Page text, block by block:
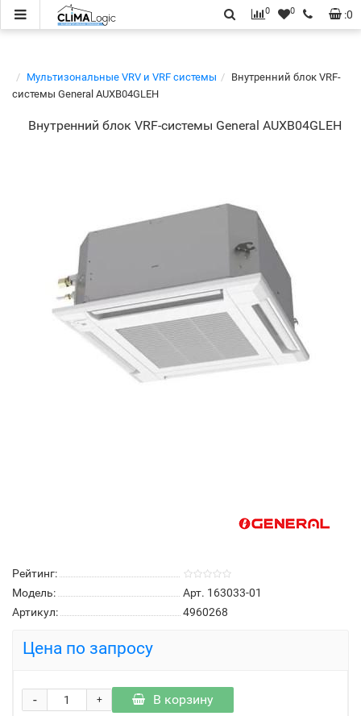
:0
0 0
Мультизональные VRV и VRF системы
Внутренний блок VRF-
системы General AUXB04GLEH
Внутренний блок VRF-системы General AUXB04GLEH
Рейтинг:
Модель:
Арт. 163033-01
Артикул:
4960268
Цена по запросу
+
- В корзину